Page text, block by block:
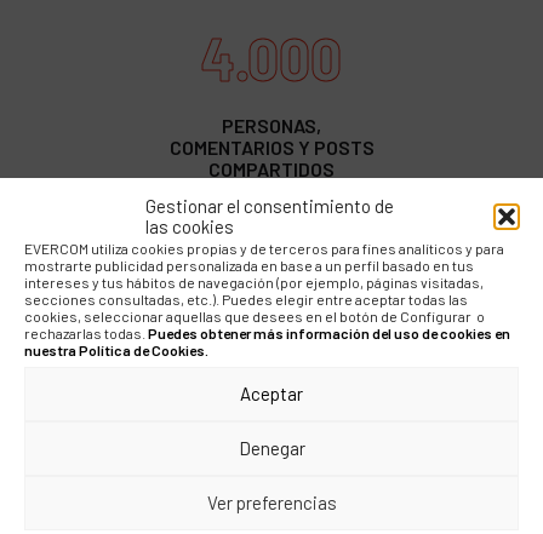
Gestionar el consentimiento de
las cookies
EVERCOM utiliza cookies propias y de terceros para fines analíticos y para
mostrarte publicidad personalizada en base a un perfil basado en tus
intereses y tus hábitos de navegación (por ejemplo, páginas visitadas,
secciones consultadas, etc.). Puedes elegir entre aceptar todas las
cookies, seleccionar aquellas que desees en el botón de Configurar o
rechazarlas todas. Puedes obtener más información del uso de cookies en
nuestra Política de Cookies.
Aceptar
Denegar
Ver preferencias
4.000
PERSONAS,
COMENTARIOS Y POSTS
COMPARTIDOS
"Conseguimos alcanzar una
las activaciones organizadas
tanto interna como